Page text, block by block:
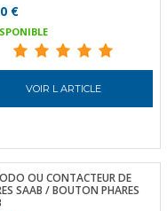
€
VOIR L ARTICLE
OU CONTACTEUR DE
SAAB / BOUTON PHARES